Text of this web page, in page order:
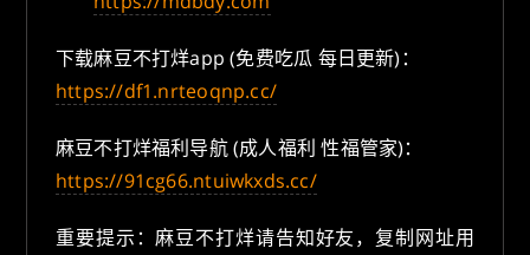
下载麻豆不打烊app (免费吃瓜 每日更新)：
https://df1.nrteoqnp.cc/
麻豆不打烊福利导航 (成人福利 性福管家)：
https://91cg66.ntuiwkxds.cc/
重要提示：麻豆不打烊请告知好友，复制网址用